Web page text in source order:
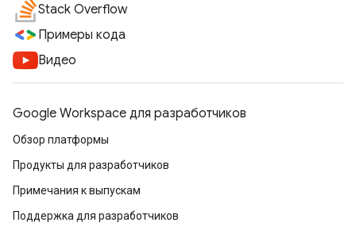
Stack Overflow
Примеры кода
Видео
Google Workspace для разработчиков
Обзор платформы
Продукты для разработчиков
Примечания к выпускам
Поддержка для разработчиков